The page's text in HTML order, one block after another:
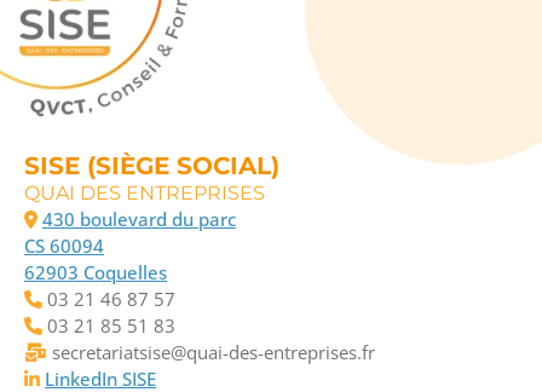
SISE (SIÈGE SOCIAL)
QUAI DES ENTREPRISES
430 boulevard du parc
CS 60094
62903 Coquelles
03 21 46 87 57
03 21 85 51 83
secretariatsise@quai-des-entreprises.fr
LinkedIn SISE